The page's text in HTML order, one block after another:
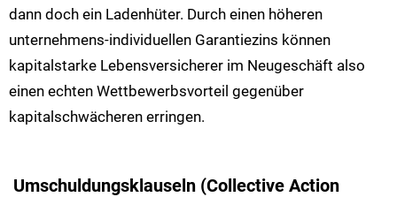
dann doch ein Ladenhüter. Durch einen höheren
unternehmens-individuellen Garantiezins können
kapitalstarke Lebensversicherer im Neugeschäft also
einen echten Wettbewerbsvorteil gegenüber
kapitalschwächeren erringen.
Umschuldungsklauseln (Collective Action